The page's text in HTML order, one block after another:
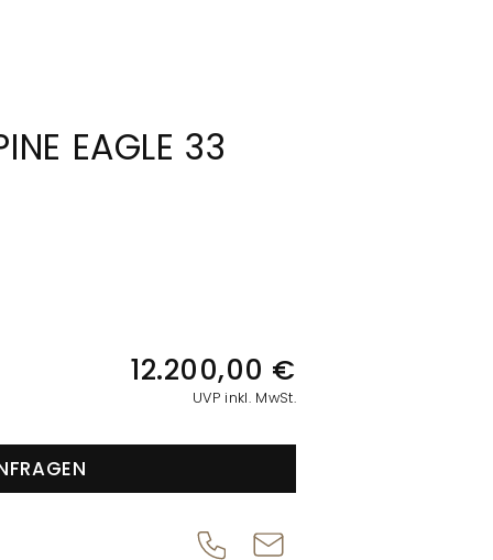
EAGLE 33
12.200,00 €
UVP inkl. MwSt.